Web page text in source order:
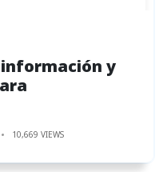
y
10,669 VIEWS